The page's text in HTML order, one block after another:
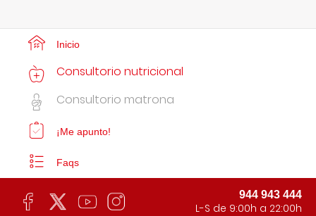
Inicio
Consultorio nutricional
Consultorio matrona
¡Me apunto!
Faqs
944 943 444
L-S de 9:00h a 22:00h